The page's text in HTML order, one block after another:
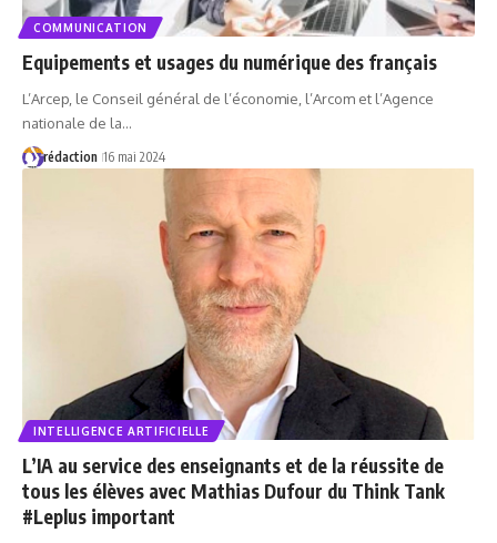
COMMUNICATION
Equipements et usages du numérique des français
L’Arcep, le Conseil général de l’économie, l’Arcom et l’Agence
nationale de la…
rédaction 16 mai 2024
INTELLIGENCE ARTIFICIELLE
L’IA au service des enseignants et de la réussite de
tous les élèves avec Mathias Dufour du Think Tank
#Leplus important